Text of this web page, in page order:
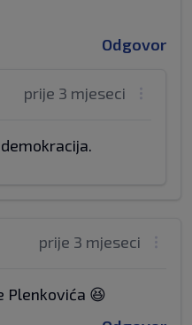
Odgovor
prije 3 mjeseci
prije 3 mjeseci
Plenkovića 😆